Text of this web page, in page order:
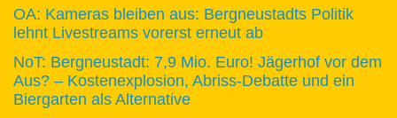
OA: Kameras bleiben aus: Bergneustadts Politik
lehnt Livestreams vorerst erneut ab
NoT: Bergneustadt: 7,9 Mio. Euro! Jägerhof vor dem
Aus? – Kostenexplosion, Abriss-Debatte und ein
Biergarten als Alternative